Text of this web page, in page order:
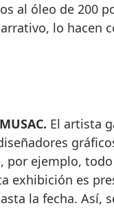
al óleo de 200
lo hacen
El artista
por ejemplo,
exhibición es
la fecha. Así,